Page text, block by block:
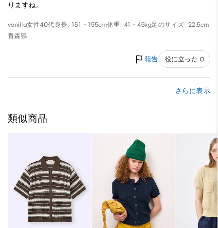
りますね。
vanilla女性40代身長: 151 - 155cm体重: 41 - 45kg足のサイズ: 22.5cm
青森県
報告 役に立った 0
さらに表示
類似商品